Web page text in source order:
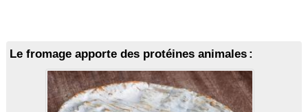
Le fromage apporte des protéines animales :